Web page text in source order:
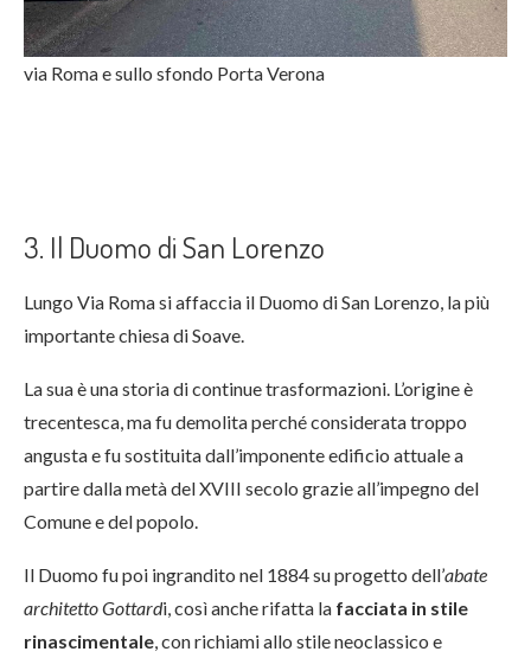
via Roma e sullo sfondo Porta Verona
3. Il Duomo di San Lorenzo
Lungo Via Roma si affaccia il Duomo di San Lorenzo, la più
importante chiesa di Soave.
La sua è una storia di continue trasformazioni. L’origine è
trecentesca, ma fu demolita perché considerata troppo
angusta e fu sostituita dall’imponente edificio attuale a
partire dalla metà del XVIII secolo grazie all’impegno del
Comune e del popolo.
Il Duomo fu poi ingrandito nel 1884 su progetto dell’abate
architetto Gottardi, così anche rifatta la facciata in stile
rinascimentale , con richiami allo stile neoclassico e